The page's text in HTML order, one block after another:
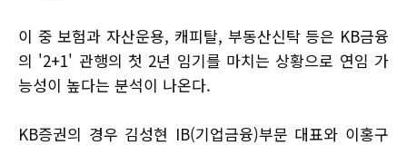
이 중 보험과 자산운용, 캐피탈, 부동산신탁 등은 KB금융
의 '2+1' 관행의 첫 2년 임기를 마치는 상황으로 연임 가
능성이 높다는 분석이 나온다.
KB증권의 경우 김성현 IB(기업금융)부문 대표와 이홍구